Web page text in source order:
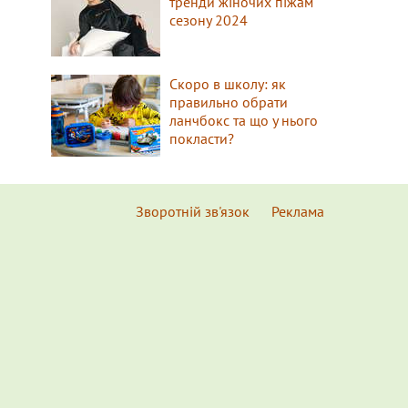
сезону 2024
Скоро в школу: як
правильно обрати
ланчбокс та що у нього
покласти?
Зворотній зв'язок Реклама